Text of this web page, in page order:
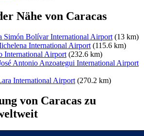
Nähe von Caracas
Simón Bolívar International Airport (13 km)
International Airport (115.6 km)
International Airport (232.6 km)
Antonio Anzoategui International Airport
International Airport (270.2 km)
von Caracas zu